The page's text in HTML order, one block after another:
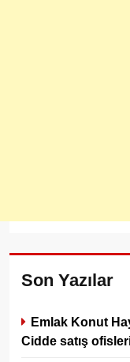
Son Yazılar
Emlak Konut
Cidde satış